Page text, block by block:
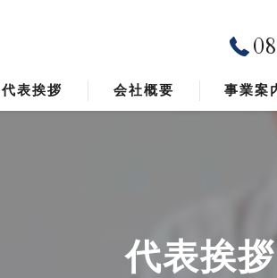
代表挨拶 会社概要 事業案
代表挨拶